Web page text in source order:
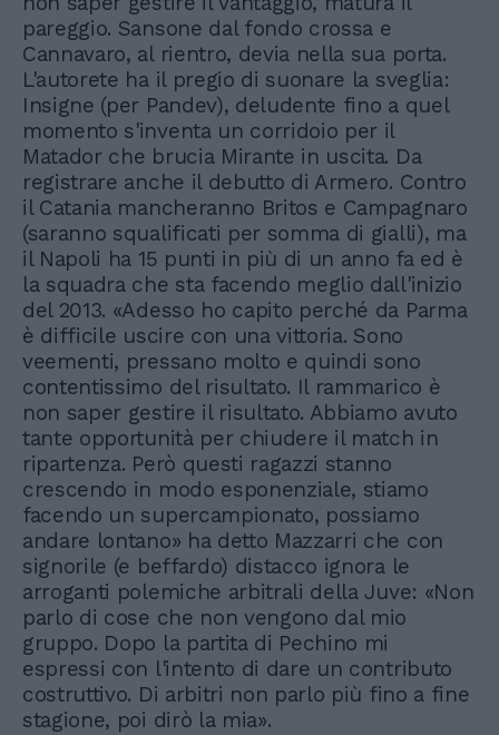
pareggio. Sansone dal fondo crossa e
Cannavaro, al rientro, devia nella sua porta.
L'autorete ha il pregio di suonare la sveglia:
Insigne (per Pandev), deludente fino a quel
momento s'inventa un corridoio per il
Matador che brucia Mirante in uscita. Da
registrare anche il debutto di Armero. Contro
il Catania mancheranno Britos e Campagnaro
(saranno squalificati per somma di gialli), ma
il Napoli ha 15 punti in più di un anno fa ed è
la squadra che sta facendo meglio dall'inizio
del 2013. «Adesso ho capito perché da Parma
è difficile uscire con una vittoria. Sono
veementi, pressano molto e quindi sono
contentissimo del risultato. Il rammarico è
non saper gestire il risultato. Abbiamo avuto
tante opportunità per chiudere il match in
ripartenza. Però questi ragazzi stanno
crescendo in modo esponenziale, stiamo
facendo un supercampionato, possiamo
andare lontano» ha detto Mazzarri che con
signorile (e beffardo) distacco ignora le
arroganti polemiche arbitrali della Juve: «Non
parlo di cose che non vengono dal mio
gruppo. Dopo la partita di Pechino mi
espressi con l'intento di dare un contributo
costruttivo. Di arbitri non parlo più fino a fine
stagione, poi dirò la mia».